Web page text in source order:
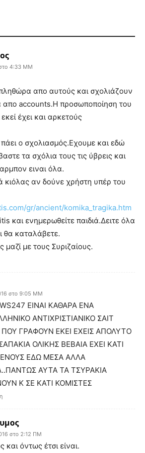
4:33 ΜΜ
απο αυτούς και σχολιάζουν
απο accounts.Η προσωποποίηση του
έχει και αρκετούς
ο σχολιασμός.Εχουμε και εδώ
τα σχόλια τους τις ύβρεις και
ειναι όλα.
κιόλας αν δούνε χρήστη υπέρ του
gr/ancient/komika_tragika.htm
και ενημερωθείτε παιδιά.Δειτε όλα
θα καταλάβετε.
μαζί με τους Συριζαίους.
στο 9:05 ΜΜ
ΕΙΝΑΙ ΚΑΘΑΡΑ ΕΝΑ
ΑΝΤΙΧΡΙΣΤΙΑΝΙΚΟ ΣΑΙΤ
ΠΟΥ ΓΡΑΦΟΥΝ ΕΚΕΙ ΕΧΕΙΣ ΑΠΟΛΥΤΟ
ΟΛΙΚΗΣ ΒΕΒΑΙΑ ΕΧΕΙ ΚΑΤΙ
ΕΔΩ ΜΕΣΑ ΑΛΛΑ
ΑΥΤΑ ΤΑ ΤΣΥΡΑΚΙΑ
Κ ΣΕ ΚΑΤΙ ΚΟΜΙΣΤΕΣ
στο 2:12 ΠΜ
και όντως έτσι είναι.